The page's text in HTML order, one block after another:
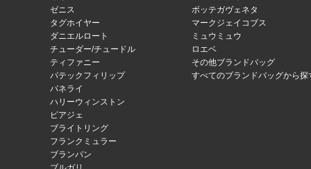
ゼニス
タグホイヤー
ダニエルロート
チューダー/チュードル
ティファニー
パテックフィリップ
パネライ
ハリーウィンストン
ピアジェ
ブライトリング
フランクミュラー
ブランパン
ボッテガヴェネタ
マークジェイコブス
ミュウミュウ
ロエベ
その他ブランドバッグ
すべてのブランドバッグから探